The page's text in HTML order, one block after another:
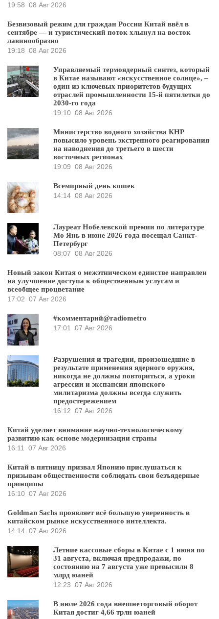
19:58 08 Авг 2026
Безвизовый режим для граждан России Китай ввёл в
сентябре — и туристический поток хлынул на восток
лавинообразно
19:18 08 Авг 2026
Управляемый термоядерный синтез, который
в Китае называют «искусственное солнце», –
один из ключевых приоритетов будущих
отраслей промышленности 15-й пятилетки до
2030-го года
19:10 08 Авг 2026
Министерство водного хозяйства КНР
повысило уровень экстренного реагирования
на наводнения до третьего в шести
восточных регионах
19:09 08 Авг 2026
Всемирный день кошек
14:14 08 Авг 2026
Лауреат Нобелевской премии по литературе
Мо Янь в июне 2026 года посещал Санкт-
Петербург
08:07 08 Авг 2026
Новый закон Китая о межэтническом единстве направлен
на улучшение доступа к общественным услугам и
всеобщее процветание
17:02 07 Авг 2026
#комментарий@radiometro
17:01
07 Авг 2026
Разрушения и трагедии, произошедшие в
результате применения ядерного оружия,
никогда не должны повториться, а уроки
агрессии и экспансии японского
милитаризма должны всегда служить
предостережением
16:12 07 Авг 2026
Китай уделяет внимание научно-технологическому
развитию как основе модернизации страны
16:11
07 Авг 2026
Китай в пятницу призвал Японию прислушаться к
призывам общественности соблюдать свои безъядерные
принципы
16:10 07 Авг 2026
Goldman Sachs проявляет всё большую уверенность в
китайском рынке искусственного интеллекта.
14:14 07 Авг 2026
Летние кассовые сборы в Китае с 1 июня по
31 августа, включая предпродажи, по
состоянию на 7 августа уже превысили 8
млрд юаней
12:23 07 Авг 2026
В июле 2026 года внешнеторговый оборот
Китая достиг 4,66 трлн юаней